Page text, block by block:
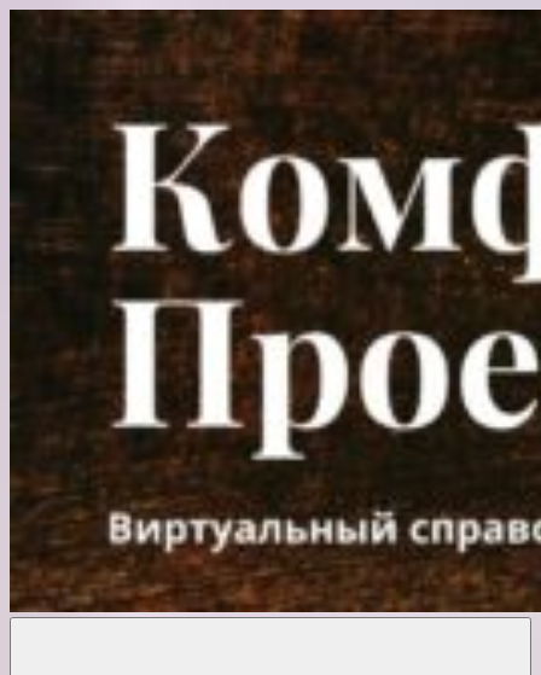
Перейти
содержимому